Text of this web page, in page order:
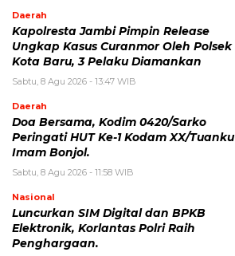
Daerah
Kapolresta Jambi Pimpin Release
Ungkap Kasus Curanmor Oleh Polsek
Kota Baru, 3 Pelaku Diamankan
Sabtu, 8 Agu 2026 - 13:47 WIB
Daerah
Doa Bersama, Kodim 0420/Sarko
Peringati HUT Ke-1 Kodam XX/Tuanku
Imam Bonjol.
Sabtu, 8 Agu 2026 - 11:58 WIB
Nasional
Luncurkan SIM Digital dan BPKB
Elektronik, Korlantas Polri Raih
Penghargaan.